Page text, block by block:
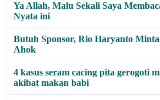
Ya Allah, Malu Sekali Saya
Nyata ini
Butuh Sponsor, Rio Haryanto
Ahok
4 kasus seram cacing pita gerogoti
akibat makan babi